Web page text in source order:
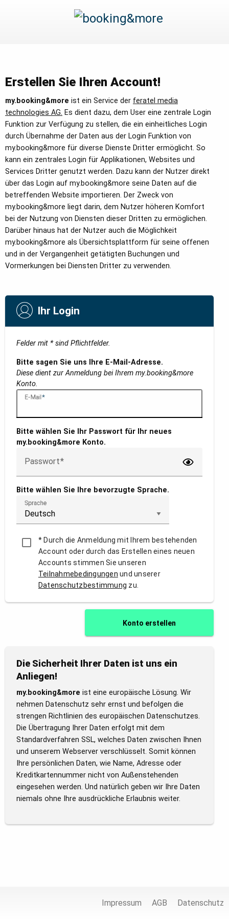
Erstellen Sie Ihren Account!
my.booking&more ist ein Service der feratel media
technologies AG. Es dient dazu, dem User eine zentrale Login
Funktion zur Verfügung zu stellen, die ein einheitliches Login
durch Übernahme der Daten aus der Login Funktion von
my.booking&more für diverse Dienste Dritter ermöglicht. So
kann ein zentrales Login für Applikationen, Websites und
Services Dritter genutzt werden. Dazu kann der Nutzer direkt
über das Login auf my.booking&more seine Daten auf die
betreffenden Website importieren. Der Zweck von
my.booking&more liegt darin, dem Nutzer höheren Komfort
bei der Nutzung von Diensten dieser Dritten zu ermöglichen.
Darüber hinaus hat der Nutzer auch die Möglichkeit
my.booking&more als Übersichtsplattform für seine offenen
und in der Vergangenheit getätigten Buchungen und
Vormerkungen bei Diensten Dritter zu verwenden.
Ihr Login
Felder mit * sind Pflichtfelder.
Bitte sagen Sie uns Ihre E-Mail-Adresse.
Diese dient zur Anmeldung bei Ihrem my.booking&more
Konto.
E-Mail
Bitte wählen Sie Ihr Passwort für Ihr neues
my.booking&more Konto.
Passwort
Passwort
anzeigen
Bitte wählen Sie Ihre bevorzugte Sprache.
Sprache
Durch die Anmeldung mit Ihrem bestehenden
Account oder durch das Erstellen eines neuen
Accounts stimmen Sie unseren
Teilnahmebedingungen und unserer
Datenschutzbestimmung zu.
Konto erstellen
Die Sicherheit Ihrer Daten ist uns ein
Anliegen!
my.booking&more ist eine europäische Lösung. Wir
nehmen Datenschutz sehr ernst und befolgen die
strengen Richtlinien des europäischen Datenschutzes.
Die Übertragung Ihrer Daten erfolgt mit dem
Standardverfahren SSL, welches Daten zwischen Ihnen
und unserem Webserver verschlüsselt. Somit können
Ihre persönlichen Daten, wie Name, Adresse oder
Kreditkartennummer nicht von Außenstehenden
eingesehen werden. Und natürlich geben wir Ihre Daten
niemals ohne Ihre ausdrückliche Erlaubnis weiter.
Impressum AGB Datenschutz